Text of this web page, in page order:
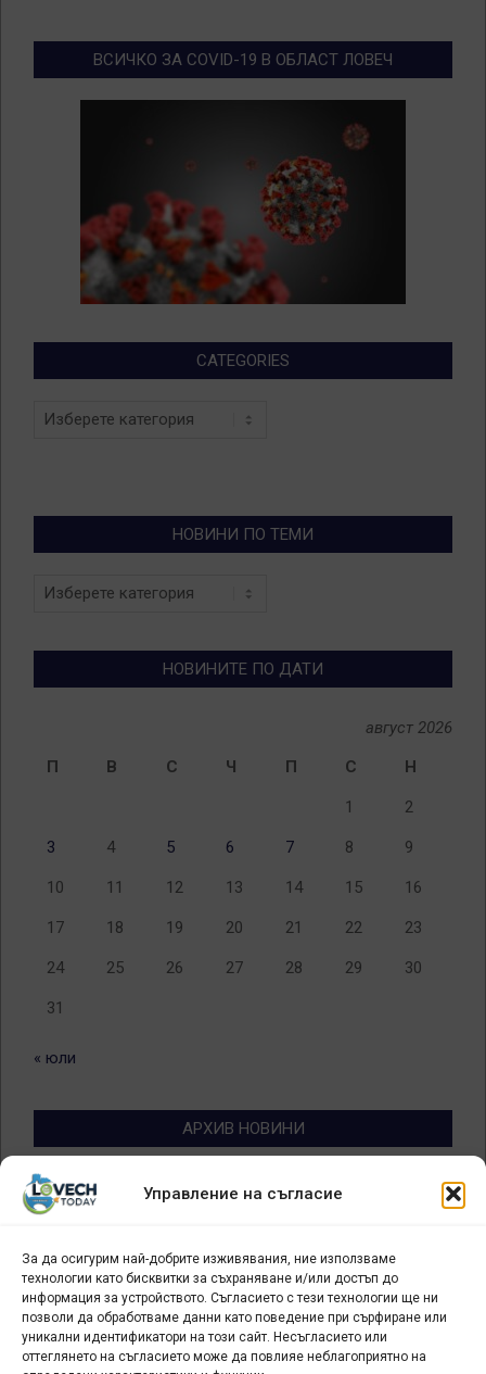
Управление на съгласие
За да осигурим най-добрите изживявания, ние използваме
технологии като бисквитки за съхраняване и/или достъп до
информация за устройството. Съгласието с тези технологии ще ни
позволи да обработваме данни като поведение при сърфиране или
уникални идентификатори на този сайт. Несъгласието или
оттеглянето на съгласието може да повлияе неблагоприятно на
ВСИЧКО ЗА COVID-19 В ОБЛАСТ ЛОВЕЧ
CATEGORIES
Categories
НОВИНИ ПО ТЕМИ
Новини
НОВИНИТЕ ПО ДАТИ
август 2026
П
В С Ч П С Н
1 2
3 4 5 6 7 8 9
10 11 12 13 14 15 16
17 18 19 20 21 22 23
24 25 26 27 28 29 30
31
« юли
АРХИВ НОВИНИ
Архив
новини
БИЗНЕС
Арт галерия "Мостове" – магазин за изкуство
СЕВЕРОЗАПАДА ИНФОРМАЦИОНЕН БИЗНЕС